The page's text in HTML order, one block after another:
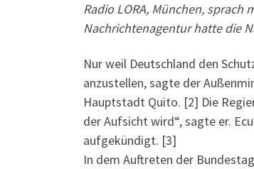
Radio LORA, München,
Nachrichtenagentur hatte die
Nur weil Deutschland den
anzustellen, sagte der
Hauptstadt Quito. [2] Die
der Aufsicht wird“, sagte er.
aufgekündigt. [3]
In dem Auftreten der